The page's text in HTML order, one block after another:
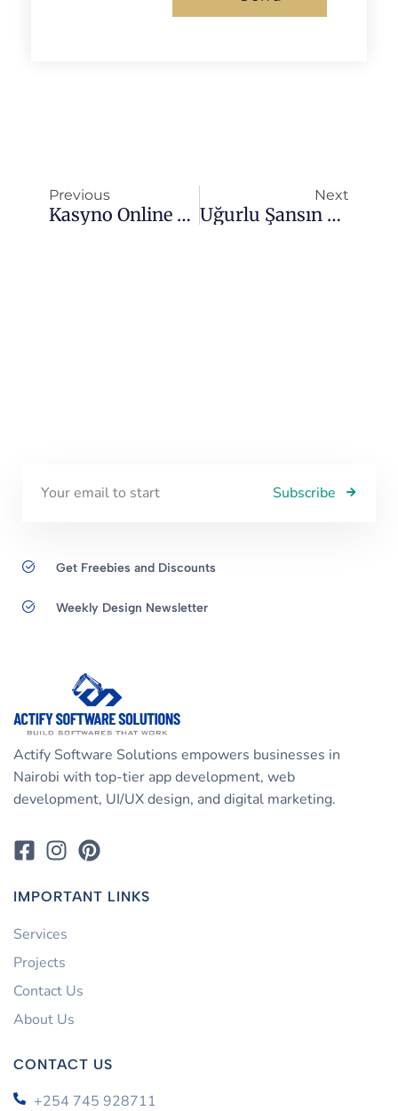
Previous
Kasyno Online Vulkan Vegas – Wskazówki Dotyczące Odpowiedzialnej Gry
Next
Uğurlu Şansın Zirvəsi Və Böyük Qazancın Qapısı Mostbet Ilə Tanış Olun
Subscribe
Get Freebies and Discounts
Weekly Design Newsletter
Actify Software Solutions empowers businesses in
Nairobi with top-tier app development, web
development, UI/UX design, and digital marketing.
IMPORTANT LINKS
Services
Projects
Contact Us
About Us
CONTACT US
+254 745 928711